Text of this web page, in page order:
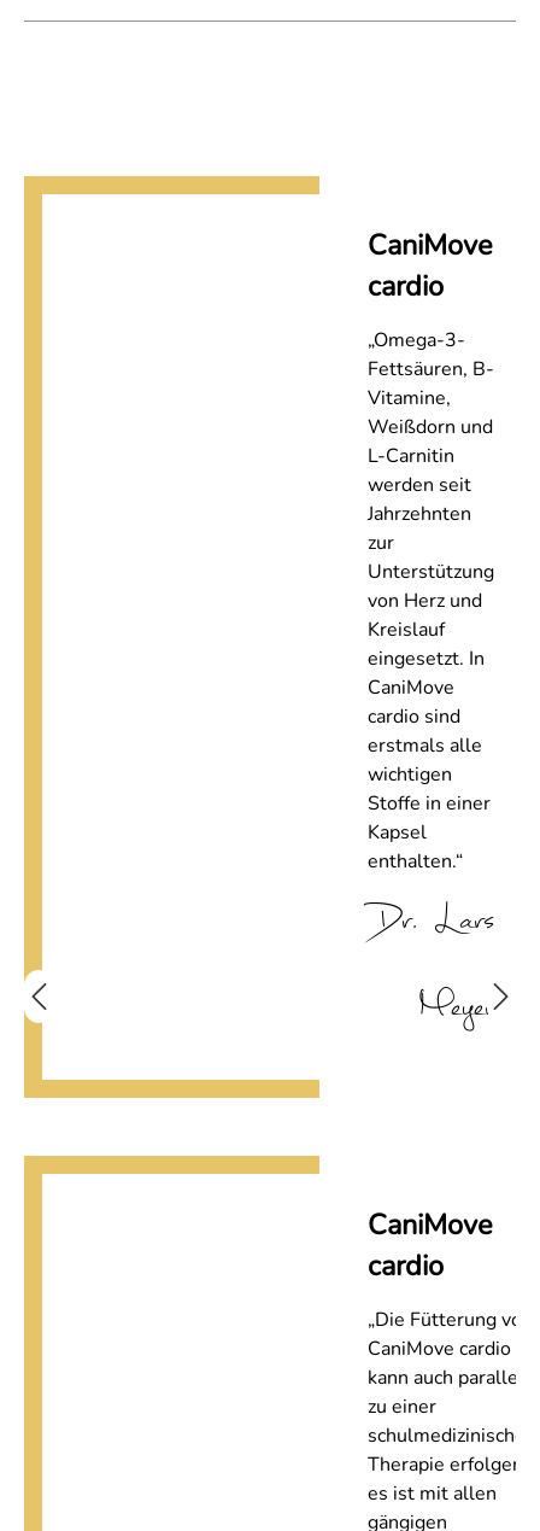
CaniMove
cardio
„Omega-3-
Fettsäuren, B-
Vitamine,
Weißdorn und
L-Carnitin
werden seit
Jahrzehnten
zur
Unterstützung
von Herz und
Kreislauf
eingesetzt. In
CaniMove
cardio sind
erstmals alle
wichtigen
Stoffe in einer
Kapsel
enthalten.“
Dr. Lars
Meyer
CaniMove
cardio
„Die Fütterung von
CaniMove cardio
kann auch parallel
zu einer
schulmedizinischen
Therapie erfolgen -
es ist mit allen
gängigen